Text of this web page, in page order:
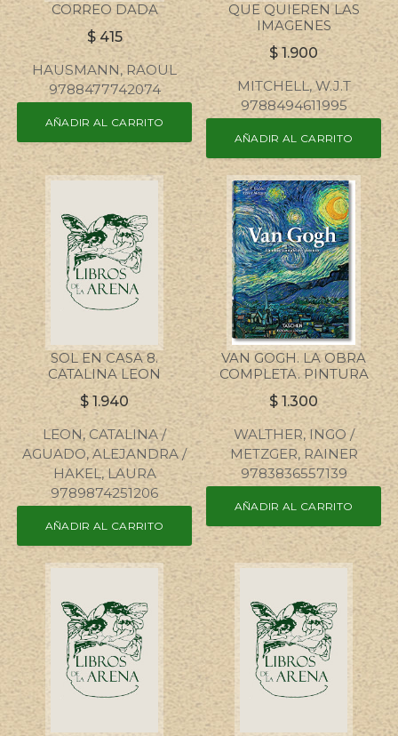
CORREO DADA
$415
HAUSMANN, RAOUL
9788477742074
AÑADIR AL CARRITO
QUE QUIEREN LAS
IMAGENES
$ 1.900
MITCHELL, W.J.T
9788494611995
AÑADIR AL CARRITO
SOL EN CASA 8.
CATALINA LEON
$ 1.940
LEON, CATALINA /
AGUADO, ALEJANDRA /
HAKEL, LAURA
9789874251206
AÑADIR AL CARRITO
VAN GOGH. LA OBRA
COMPLETA. PINTURA
$ 1.300
WALTHER, INGO /
METZGER, RAINER
9783836557139
AÑADIR AL CARRITO